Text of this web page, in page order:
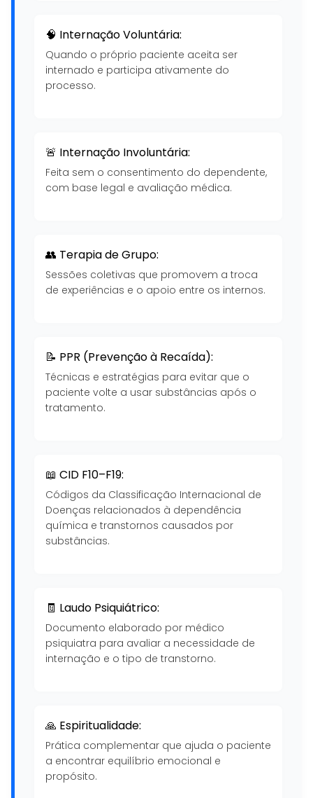
🧠 Internação Voluntária:
Quando o próprio paciente aceita ser
internado e participa ativamente do
processo.
🚨 Internação Involuntária:
Feita sem o consentimento do dependente,
com base legal e avaliação médica.
👥 Terapia de Grupo:
Sessões coletivas que promovem a troca
de experiências e o apoio entre os internos.
📝 PPR (Prevenção à Recaída):
Técnicas e estratégias para evitar que o
paciente volte a usar substâncias após o
tratamento.
📖 CID F10–F19:
Códigos da Classificação Internacional de
Doenças relacionados à dependência
química e transtornos causados por
substâncias.
🧾 Laudo Psiquiátrico:
Documento elaborado por médico
psiquiatra para avaliar a necessidade de
internação e o tipo de transtorno.
🙏 Espiritualidade:
Prática complementar que ajuda o paciente
a encontrar equilíbrio emocional e
propósito.